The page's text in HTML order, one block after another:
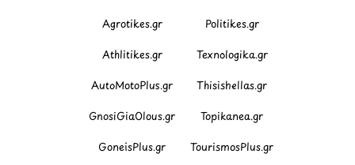
Agrotikes.gr Politikes.gr
Athlitikes.gr Texnologika.gr
AutoMotoPlus.gr Thisishellas.gr
GnosiGiaOlous.gr Topikanea.gr
GoneisPlus.gr TourismosPlus.gr